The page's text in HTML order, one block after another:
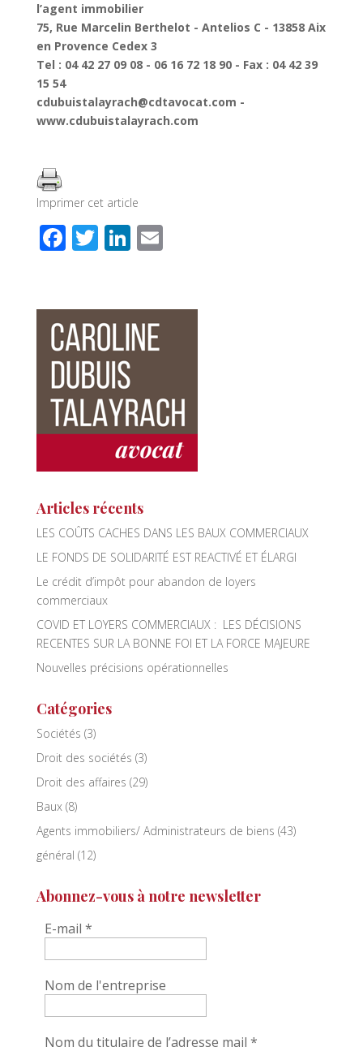
l’agent immobilier
75, Rue Marcelin Berthelot - Antelios C - 13858 Aix
en Provence Cedex 3
Tel : 04 42 27 09 08 - 06 16 72 18 90 - Fax : 04 42 39
15 54
cdubuistalayrach@cdtavocat.com -
www.cdubuistalayrach.com
Imprimer cet article
F
b
o
o
k
T
er
Li
e
dI
n
E
Articles récents
LES COÛTS CACHES DANS LES BAUX COMMERCIAUX
LE FONDS DE SOLIDARITÉ EST REACTIVÉ ET ÉLARGI
Le crédit d’impôt pour abandon de loyers
commerciaux
COVID ET LOYERS COMMERCIAUX : LES DÉCISIONS
RECENTES SUR LA BONNE FOI ET LA FORCE MAJEURE
Nouvelles précisions opérationnelles
Catégories
Sociétés (3)
Droit des sociétés (3)
Droit des affaires (29)
Baux(8)
Agents immobiliers/ Administrateurs de biens (43)
général (12)
Abonnez-vous à notre newsletter
E-mail *
Nom de l'entreprise
Nom du titulaire de l’adresse mail *